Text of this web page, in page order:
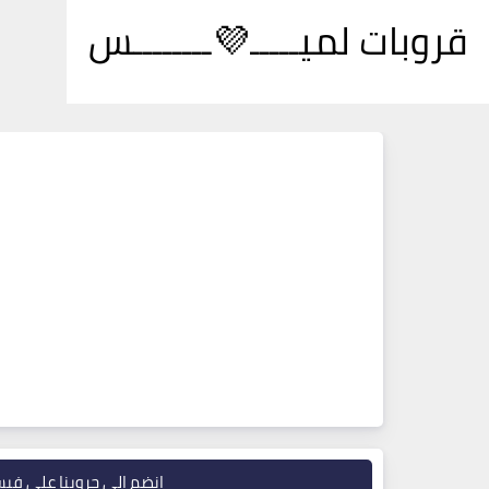
قروبات لميـــــ💜ــــــــس
انضم إلى جروبنا على